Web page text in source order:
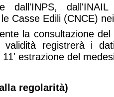
dall'INPS,
Casse Edili (CNCE)
la consultazione
registrerà i
estrazione del
regolarità)